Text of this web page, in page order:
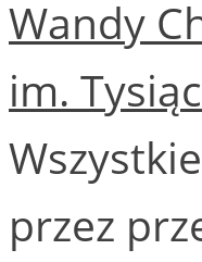
Wandy
im.
przez